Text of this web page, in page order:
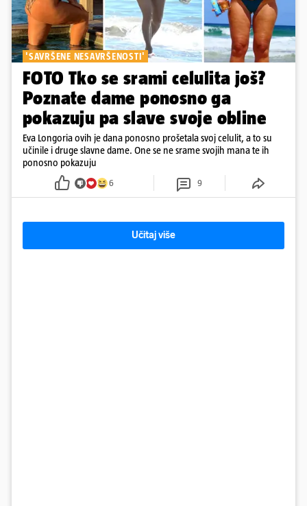
'SAVRŠENE NESAVRŠENOSTI'
FOTO Tko se srami celulita još?
Poznate dame ponosno ga
pokazuju pa slave svoje obline
Eva Longoria ovih je dana ponosno prošetala svoj celulit, a to su
učinile i druge slavne dame. One se ne srame svojih mana te ih
ponosno pokazuju
6 9
Učitaj više